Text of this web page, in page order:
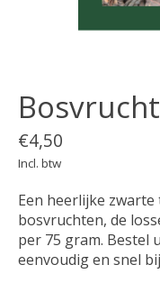
€4,50
Incl. btw
Een heerlijke
bosvruchten, de
per 75 gram. Bestel
eenvoudig en snel